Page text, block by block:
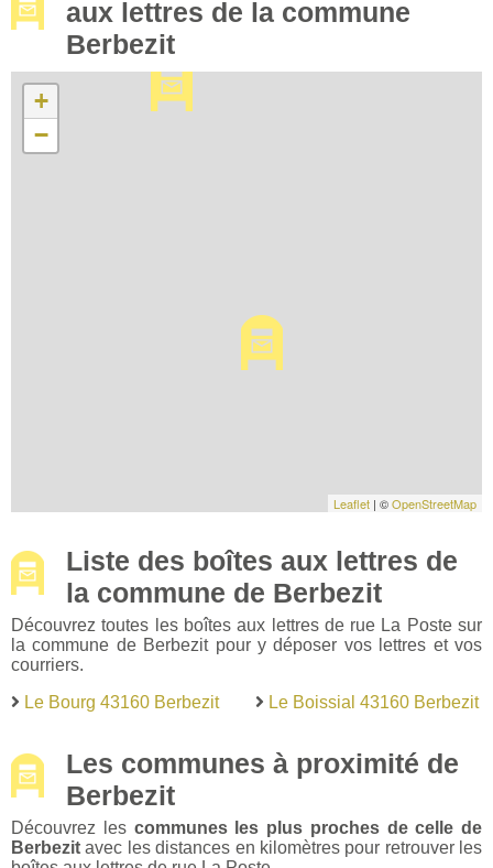
aux lettres de la commune
Berbezit
+
−
Leaflet | ©OpenStreetMap
Liste des boîtes aux lettres de
la commune de Berbezit
Découvrez toutes les boîtes aux lettres de rue La Poste sur
la commune de Berbezit pour y déposer vos lettres et vos
courriers.
Le Bourg 43160 Berbezit
Le Boissial 43160 Berbezit
Les communes à proximité de
Berbezit
Découvrez les communes les plus proches de celle de
Berbezit avec les distances en kilomètres pour retrouver les